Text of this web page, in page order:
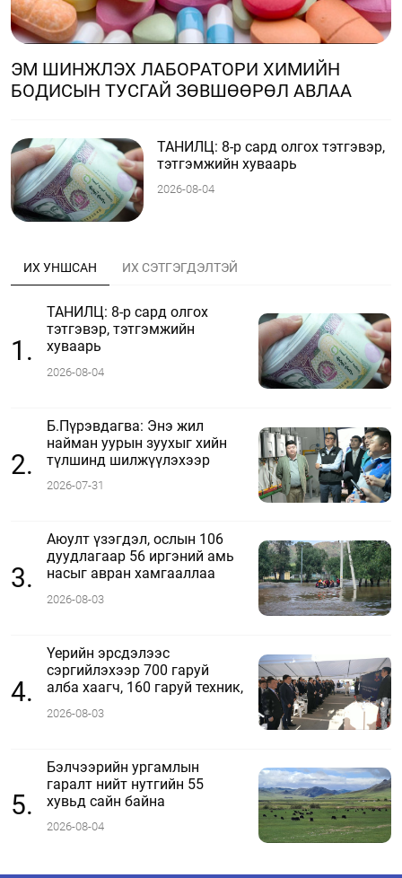
ЭМ ШИНЖЛЭХ ЛАБОРАТОРИ ХИМИЙН
БОДИСЫН ТУСГАЙ ЗӨВШӨӨРӨЛ АВЛАА
ТАНИЛЦ: 8-р сард олгох тэтгэвэр,
тэтгэмжийн хуваарь
2026-08-04
ИХ УНШСАН ИХ СЭТГЭГДЭЛТЭЙ
1.
ТАНИЛЦ: 8-р сард олгох
тэтгэвэр, тэтгэмжийн
хуваарь
2026-08-04
2.
Б.Пүрэвдагва: Энэ жил
найман уурын зуухыг хийн
түлшинд шилжүүлэхээр
ажиллаж байна
2026-07-31
3.
Аюулт үзэгдэл, ослын 106
дуудлагаар 56 иргэний амь
насыг авран хамгааллаа
2026-08-03
4.
Үерийн эрсдэлээс
сэргийлэхээр 700 гаруй
алба хаагч, 160 гаруй техник,
ажиллаж байна
2026-08-03
5.
Бэлчээрийн ургамлын
гаралт нийт нутгийн 55
хувьд сайн байна
2026-08-04